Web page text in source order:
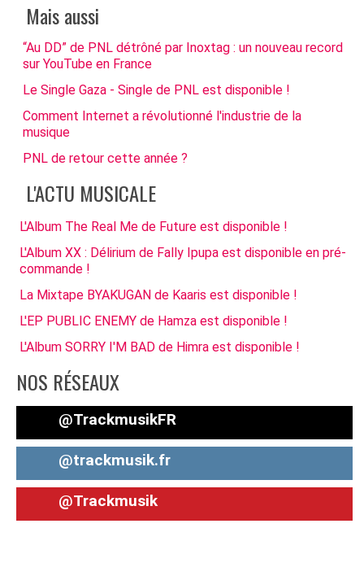
Mais aussi
“Au DD” de PNL détrôné par Inoxtag : un nouveau record
sur YouTube en France
Le Single Gaza - Single de PNL est disponible !
Comment Internet a révolutionné l'industrie de la
musique
PNL de retour cette année ?
L'ACTU MUSICALE
L'Album The Real Me de Future est disponible !
L'Album XX : Délirium de Fally Ipupa est disponible en pré-
commande !
La Mixtape BYAKUGAN de Kaaris est disponible !
L'EP PUBLIC ENEMY de Hamza est disponible !
L'Album SORRY I'M BAD de Himra est disponible !
NOS RÉSEAUX
@TrackmusikFR
@trackmusik.fr
@Trackmusik